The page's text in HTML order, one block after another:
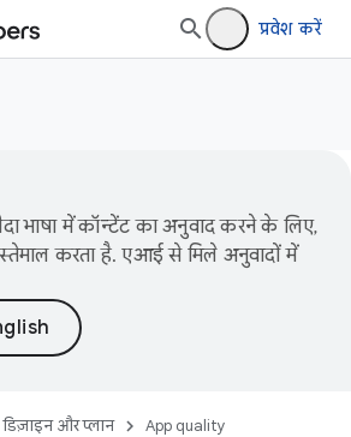
प्रवेश करें
भाषा में कॉन्टेंट का अनुवाद करने के लिए,
करता है. एआई से मिले अनुवादों में
डिज़ाइन और प्लान
App quality